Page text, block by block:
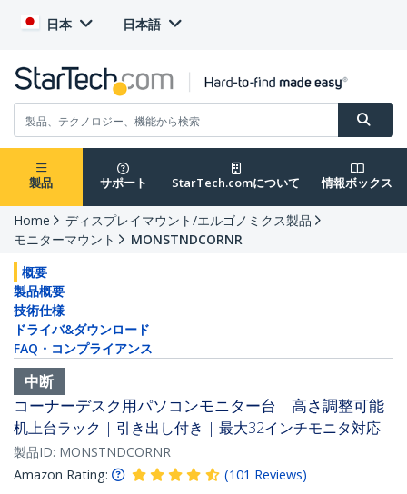
日本 日本語
製品 サポート StarTech.comについて 情報ボックス
Home
ディスプレイマウント/エルゴノミクス製品
モニターマウント
MONSTNDCORNR
概要
製品概要
技術仕様
ドライバ&ダウンロード
FAQ・コンプライアンス
中断
コーナーデスク用パソコンモニター台 高さ調整可能
机上台ラック | 引き出し付き | 最大32インチモニタ対応
製品ID: MONSTNDCORNR
Amazon Rating:
(101 Reviews)